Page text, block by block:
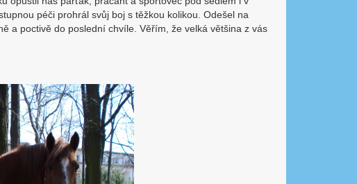
péči prohrál svůj boj s těžkou kolikou. Odešel na
a poctivě do poslední chvíle. Věřím, že velká většina z vás